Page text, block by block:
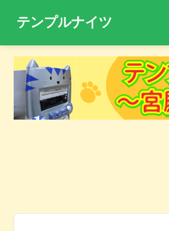
テンプルナイツ